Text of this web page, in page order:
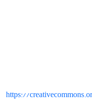
https://